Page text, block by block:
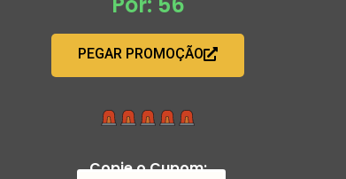
PEGAR PROMOÇÃO
Copie o Cupom: